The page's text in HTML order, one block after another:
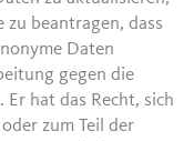
zu beantragen, dass
Daten
gegen die
hat das Recht, sich
zum Teil der